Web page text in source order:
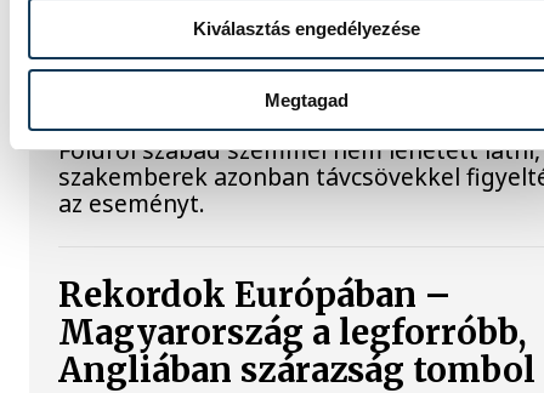
Kiválasztás engedélyezése
Megtagad
Rendhagyó esemény zajlott le kedden
Magyar idő szerint 8:35 körül a Hold
felszínébe csapódott a SpaceX egyik
rakétájának felső fokozata. A becsapódást
Földről szabad szemmel nem lehetett
szakemberek azonban távcsövekkel
az eseményt.
Rekordok Európában –
Magyarország a legforróbb,
Angliában szárazság tombol